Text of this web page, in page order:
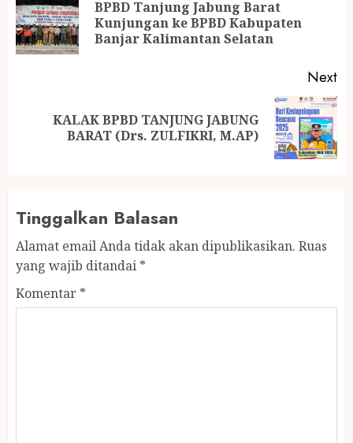
navigationBPBD Tanjung Jabung Barat
Kunjungan ke BPBD Kabupaten
Banjar Kalimantan Selatan
Next
KALAK BPBD TANJUNG JABUNG
BARAT (Drs. ZULFIKRI, M.AP)
Tinggalkan Balasan
Alamat email Anda tidak akan dipublikasikan. Ruas
yang wajib ditandai *
Komentar *